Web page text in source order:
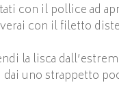
con il pollice ad
con il filetto
la lisca
dai uno strappetto